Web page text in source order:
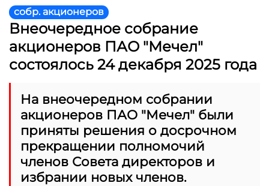
собр. акционеров
Внеочередное собрание
акционеров ПАО "Мечел"
состоялось 24 декабря 2025 года
На внеочередном собрании
акционеров ПАО "Мечел" были
приняты решения о досрочном
прекращении полномочий
членов Совета директоров и
избрании новых членов.